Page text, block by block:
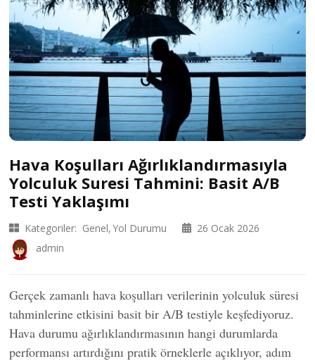
Hava Koşulları Ağırlıklandırmasıyla
Yolculuk Suresi Tahmini: Basit A/B
Testi Yaklaşımı
Kategoriler: Genel Yol Durumu
26 Ocak 2026
admin
Gerçek zamanlı hava koşulları verilerinin yolculuk süresi
tahminlerine etkisini basit bir A/B testiyle keşfediyoruz.
Hava durumu ağırlıklandırmasının hangi durumlarda
performansı artırdığını pratik örneklerle açıklıyor, adım